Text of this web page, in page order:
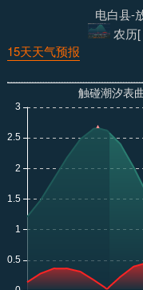
电白县-
农历
15天天气预报
触碰潮汐表